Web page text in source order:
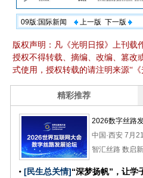
09版:国际新闻 上一版 下一版
版权声明：凡《光明日报》上刊载
授权不得转载、摘编、改编、篡改
式使用，授权转载的请注明来源“《